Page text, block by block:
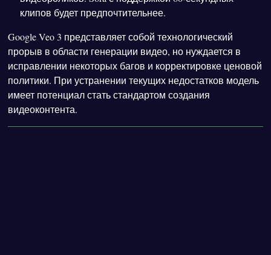
клипов будет предпочтительнее.
Google Veo 3 представляет собой технологический
прорыв в области генерации видео, но нуждается в
исправлении некоторых багов и корректировке ценовой
политики. При устранении текущих недостатков модель
имеет потенциал стать стандартом создания
видеоконтента.